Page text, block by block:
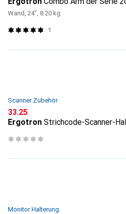
Wand, 24", 8.20 kg
1
Scanner Zubehör
CHF
33.25
Ergotron Strichcode-Scanner-
Monitor Halterung